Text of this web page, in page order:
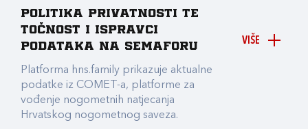
VIŠE
Politika privatnosti te
točnost i ispravci
podataka na Semaforu
Platforma hns.family prikazuje aktualne
podatke iz COMET-a, platforme za
vođenje nogometnih natjecanja
Hrvatskog nogometnog saveza.